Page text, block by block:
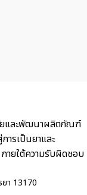
ยและพัฒนาผลิตภัณฑ์
ารเป็นยาและ
ใต้ความรับผิดชอบ
า 13170